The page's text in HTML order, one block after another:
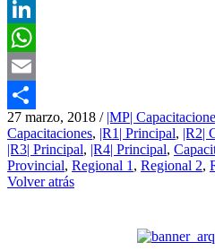
Twitter
LinkedIn
WhatsApp
Email
Compartir
27 marzo, 2018 / |MP|
Capacitaciones, |R1| Principal, |R2|
|R3| Principal, |R4| Principal,
Provincial, Regional 1 , Regional 2,
Volver atrás